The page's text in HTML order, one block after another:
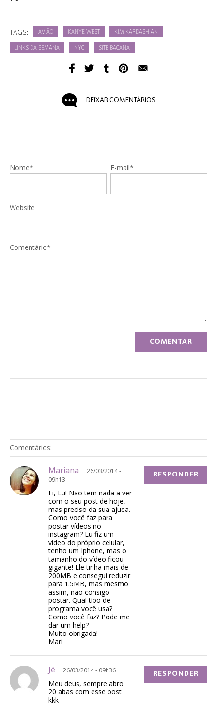
TAGS: AVIÃO KANYE WEST KIM KARDASHIAN
LINKS DA SEMANA NYC SITE BACANA
DEIXAR COMENTÁRIOS
Nome* E-mail*
Website
Comentário*
Comentários:
Mariana
26/03/2014 -
09h13
Ei, Lu! Não tem nada a ver
com o seu post de hoje,
mas preciso da sua ajuda.
Como você faz para
postar vídeos no
instagram? Eu fiz um
vídeo do próprio celular,
tenho um Iphone, mas o
tamanho do vídeo ficou
gigante! Ele tinha mais de
200MB e consegui reduzir
para 1.5MB, mas mesmo
assim, não consigo
postar. Qual tipo de
programa você usa?
Como você faz? Pode me
dar um help?
Muito obrigada!
Mari
RESPONDER
Jé 26/03/2014 - 09h36
Meu deus, sempre abro
20 abas com esse post
kkk
RESPONDER